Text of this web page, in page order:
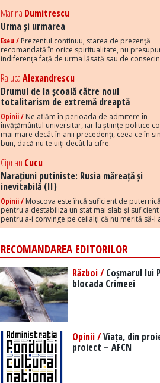
Marina Dumitrescu
Urma și urmarea
Eseu / Prezentul continuu, starea de prezență
recomandată în orice spiritualitate, nu
indiferența față de urma lăsată sau de
RalucaAlexandrescu
Drumul de la școală către noul
totalitarism de extremă dreaptă
Opinii / Ne aflăm în perioada de admitere în
învățământul universitar, iar la științe politice
mai mare decât în anii precedenți, ceea ce în
bun, dacă nu te uiți decât la cifre.
Ciprian Cucu
Narațiuni putiniste: Rusia măreață și
inevitabilă (II)
Opinii / Moscova este încă suficient de puternică
pentru a destabiliza un stat mai slab și
pentru a-i convinge pe ceilalți că nu merită să-l
RECOMANDAREA EDITORILOR
Război /Coșmarul lui
blocada Crimeei
Opinii /Viața, din
proiect – AFCN